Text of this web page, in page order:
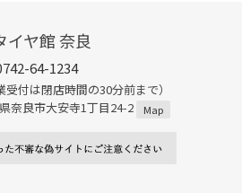
イヤ館 奈良
64-1234
受付は閉店時間の30分前まで）
奈良市大安寺1丁目24-2
Map